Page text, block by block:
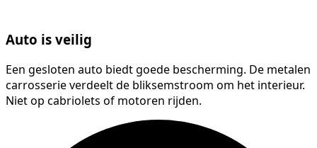
Auto is veilig
Een gesloten auto biedt goede bescherming. De metalen
carrosserie verdeelt de bliksemstroom om het interieur.
Niet op cabriolets of motoren rijden.